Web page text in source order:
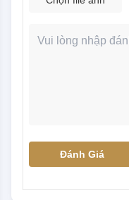
Đánh Giá